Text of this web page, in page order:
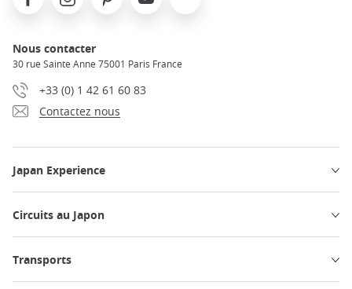
Nous contacter
30 rue Sainte Anne 75001 Paris France
+33 (0) 1 42 61 60 83
Contactez nous
Japan Experience
Circuits au Japon
Transports